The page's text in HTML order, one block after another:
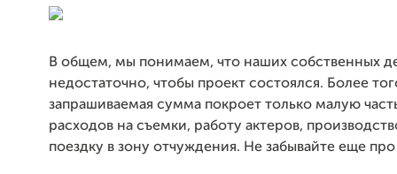
В общем, мы понимаем, что наших собственных
недостаточно, чтобы проект состоялся. Более
запрашиваемая сумма покроет только малую
расходов на съемки, работу актеров,
поездку в зону отчуждения. Не забывайте еще